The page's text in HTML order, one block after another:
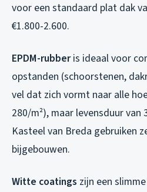
voor een standaard plat dak
€1.800-2.600.
EPDM-rubberis ideaal voor
opstanden (schoorstenen,
vel dat zich vormt naar alle
280/m²), maar levensduur van
Kasteel van Breda gebruiken
bijgebouwen.
Witte coatings zijn een